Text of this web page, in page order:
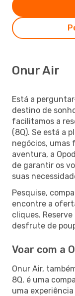
Onur Air
Está a
destino de
facilitamos a
(8Q). Se está a
negócios, umas
aventura, a
de garantir os
suas
Pesquise,
encontre a
cliques.
desfrute de
Voar com a
Onur Air,
8Q, é uma
uma